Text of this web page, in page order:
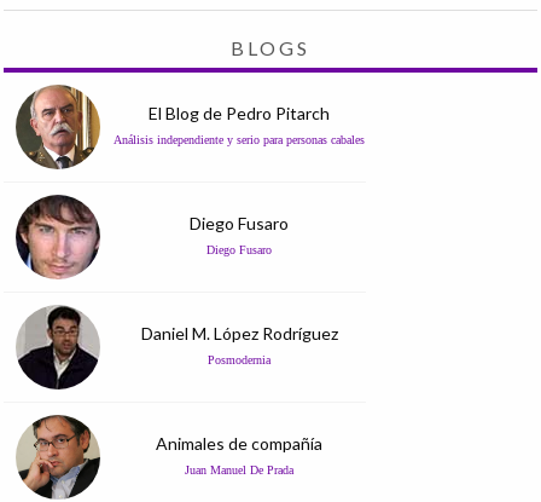
BLOGS
El Blog de Pedro Pitarch
Análisis independiente y serio para personas cabales
Diego Fusaro
Diego Fusaro
Daniel M. López Rodríguez
Posmodernia
Animales de compañía
Juan Manuel De Prada